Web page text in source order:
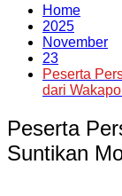
Home
2025
November
23
Peserta
dari
Peserta
Suntikan